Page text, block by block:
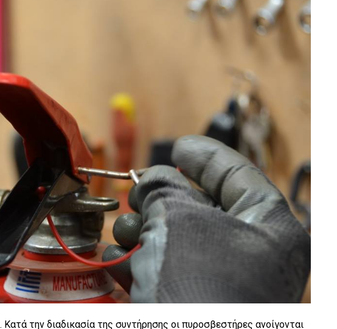
Κατά την διαδικασία της συντήρησης οι πυροσβεστήρες ανοίγονται